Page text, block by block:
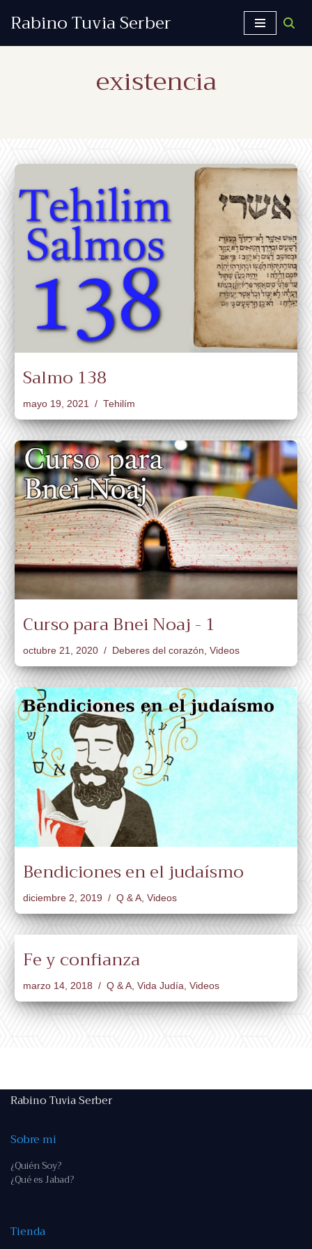
Rabino Tuvia Serber
existencia
Salmo 138
mayo 19, 2021 Tehilím
Curso para Bnei Noaj - 1
octubre 21, 2020 Deberes del corazón, Videos
Bendiciones en el judaísmo
diciembre 2, 2019 Q & A, Videos
Fe y confianza
marzo 14, 2018 Q & A, Vida Judía, Videos
Rabino Tuvia Serber
Sobre mi
¿Quién Soy?
¿Qué es Jabad?
Tienda